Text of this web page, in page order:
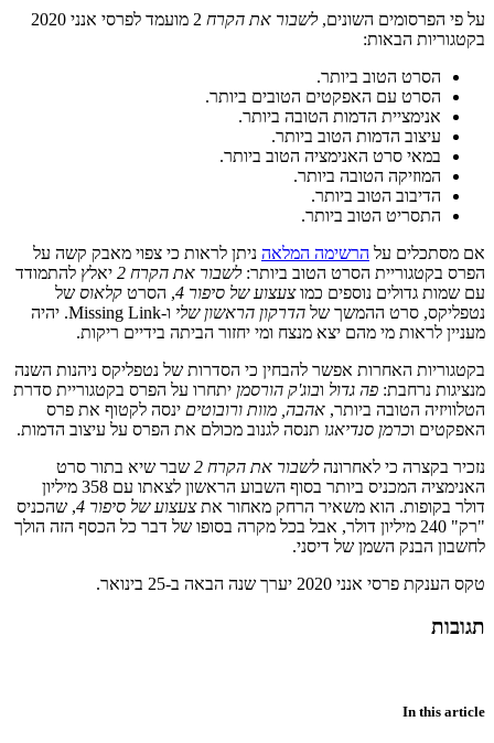
על פי הפרסומים השונים,לשבור את הקרח
2 מועמד לפרסי אנני 2020
בקטגוריות הבאות:
הסרט הטוב ביותר.
הסרט עם האפקטים הטובים ביותר.
אנימציית הדמות הטובה ביותר.
עיצוב הדמות הטוב ביותר.
במאי סרט האנימציה הטוב ביותר.
המוזיקה הטובה ביותר.
הדיבוב הטוב ביותר.
התסריט הטוב ביותר.
אם מסתכלים על הרשימה המלאה ניתן לראות כי צפוי מאבק קשה על
הפרס בקטגוריית הסרט הטוב ביותר:לשבור את הקרח 2
יאלץ להתמודד
עם שמות גדולים נוספים כמוצעצוע של סיפור 4 , הסרט קלאוס של
נטפליקס, סרט ההמשך של הדרקון הראשון שלי
ו-Missing Link. יהיה
מעניין לראות מי מהם יצא מנצח ומי יחזור הביתה בידיים ריקות.
בקטגוריות האחרות אפשר להבחין כי הסדרות של נטפליקס ניהנות השנה
מנציגות נרחבת: פה גדול ובוג'ק הורסמן יתחרו על הפרס בקטגוריית סדרת
הטלוויזיה הטובה ביותר, אהבה, מוות ורובוטים ינסה לקטוף את פרס
האפקטים וכרמן סנדיאגו תנסה לגנוב מכולם את הפרס על עיצוב הדמות.
נזכיר בקצרה כי לאחרונהלשבור את הקרח 2
שבר שיא בתור סרט
האנימציה המכניס ביותר בסוף השבוע הראשון לצאתו עם 358 מיליון
דולר בקופות. הוא משאיר הרחק מאחור אתצעצוע של סיפור 4
, שהכניס
"רק" 240 מיליון דולר, אבל בכל מקרה בסופו של דבר כל הכסף הזה הולך
לחשבון הבנק השמן של דיסני.
טקס הענקת פרסי אנני 2020 יערך שנה הבאה ב-25 בינואר.
תגובות
In this article